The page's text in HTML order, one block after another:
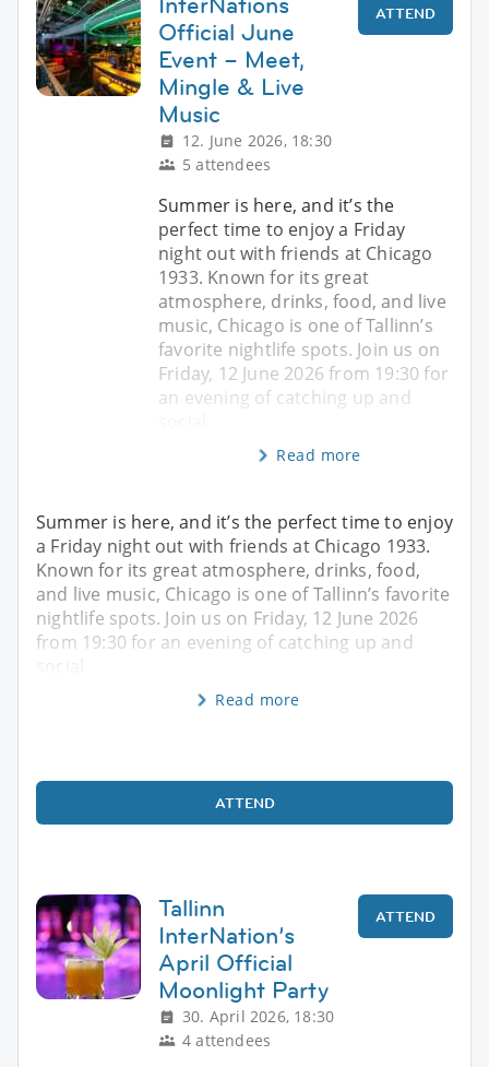
Official June
Event – Meet,
Mingle & Live
Music
12. June 2026, 18:30
5 attendees
ATTEND
Summer is here, and it’s the
perfect time to enjoy a Friday
night out with friends at Chicago
1933. Known for its great
atmosphere, drinks, food, and live
music, Chicago is one of Tallinn’s
favorite nightlife spots. Join us on
Friday, 12 June 2026 from 19:30 for
an evening of catching up and
Read more
Summer is here, and it’s the perfect time to enjoy
a Friday night out with friends at Chicago 1933.
Known for its great atmosphere, drinks, food,
and live music, Chicago is one of Tallinn’s favorite
nightlife spots. Join us on Friday, 12 June 2026
from 19:30 for an evening of catching up and
Read more
ATTEND
Tallinn
InterNation’s
April Official
Moonlight Party
30. April 2026, 18:30
4 attendees
ATTEND